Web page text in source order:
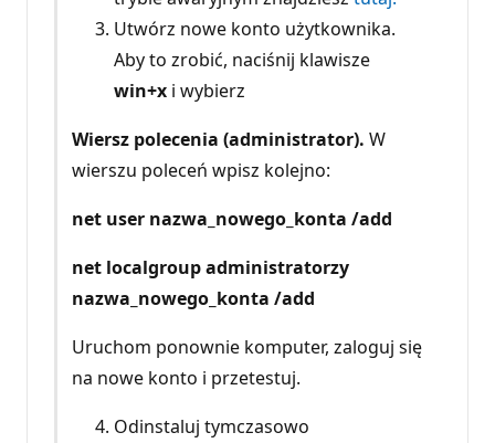
Utwórz nowe konto użytkownika.
Aby to zrobić, naciśnij klawisze
win+xi wybierz
Wiersz polecenia (administrator). W
wierszu poleceń wpisz kolejno:
net user nazwa_nowego_konta /add
net localgroup administratorzy
nazwa_nowego_konta /add
Uruchom ponownie komputer, zaloguj się
na nowe konto i przetestuj.
Odinstaluj tymczasowo